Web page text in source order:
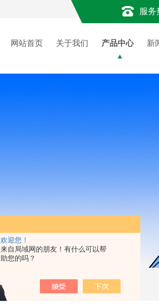
欢迎您！
来自局域网的朋友！有什么可以帮
助您的吗？
服务
网站首页 关于我们 产品中心 新